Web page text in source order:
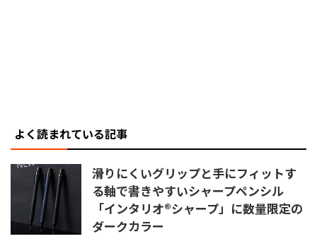
よく読まれている記事
滑りにくいグリップと手にフィットす
る軸で書きやすいシャープペンシル
「インタリオ®シャープ」に数量限定の
ダークカラー